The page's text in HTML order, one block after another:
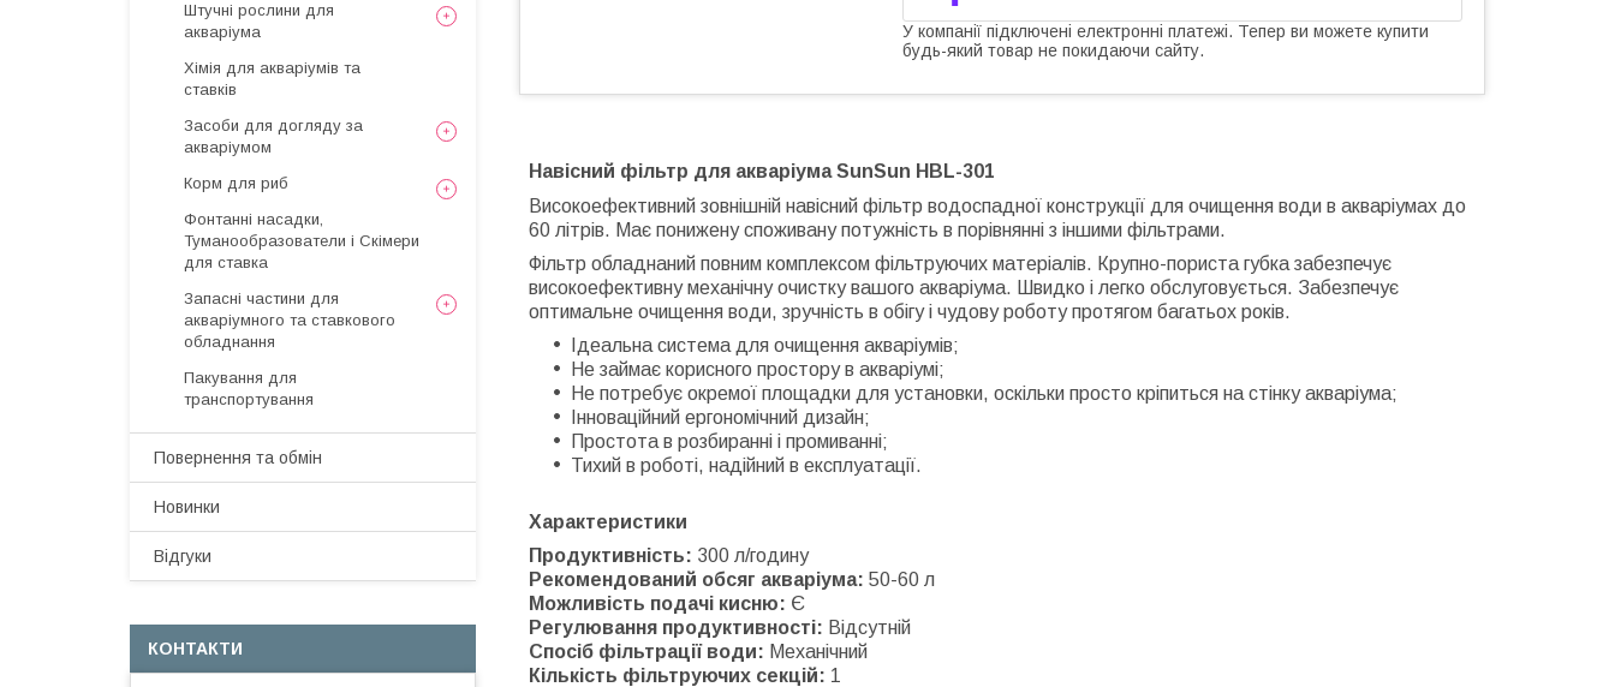
У компанії підключені електронні платежі. Тепер ви можете купити
будь-який товар не покидаючи сайту.
Навісний фільтр для акваріума SunSun HBL-301
Високоефективний зовнішній навісний фільтр водоспадної конструкції для очищення води в акваріумах до
60 літрів. Має понижену споживану потужність в порівнянні з іншими фільтрами.
Фільтр обладнаний повним комплексом фільтруючих матеріалів. Крупно-пориста губка забезпечує
високоефективну механічну очистку вашого акваріума. Швидко і легко обслуговується. Забезпечує
оптимальне очищення води, зручність в обігу і чудову роботу протягом багатьох років.
Ідеальна система для очищення акваріумів;
Не займає корисного простору в акваріумі;
Не потребує окремої площадки для установки, оскільки просто кріпиться на стінку акваріума;
Інноваційний ергономічний дизайн;
Простота в розбиранні і промиванні;
Тихий в роботі, надійний в експлуатації.
Характеристики
Продуктивність: 300 л/годину
Рекомендований обсяг акваріума: 50-60 л
Можливість подачі кисню: Є
Регулювання продуктивності: Відсутній
Спосіб фільтрації води: Механічний
Кількість фільтруючих секцій: 1
Штучні рослини для
акваріума
Хімія для акваріумів та
ставків
Засоби для догляду за
акваріумом
Корм для риб
Фонтанні насадки,
Туманообразователи і Скімери
для ставка
Запасні частини для
акваріумного та ставкового
обладнання
Пакування для
транспортування
Повернення та обмін
Новинки
Відгуки
КОНТАКТИ